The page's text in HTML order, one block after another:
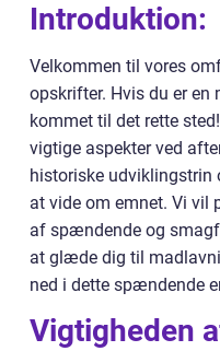
Introduktion:
Velkommen til vores
opskrifter. Hvis du er en
kommet til det rette
vigtige aspekter ved
historiske udviklingstrin
at vide om emnet. Vi vil
af spændende og
at glæde dig til
ned i dette spændende
Vigtigheden